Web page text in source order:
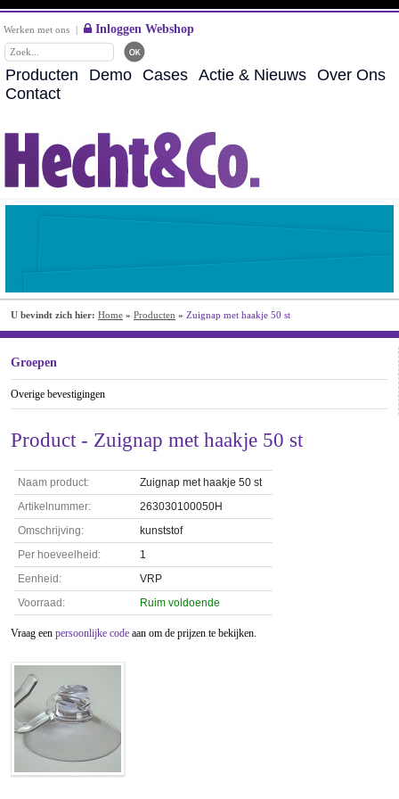
Werken met ons | Inloggen Webshop
Producten Demo Cases Actie & Nieuws Over Ons
Contact
U bevindt zich hier: Home » Producten » Zuignap met haakje 50 st
Groepen
Overige bevestigingen
Product - Zuignap met haakje 50 st
Naam product:
Zuignap met haakje 50 st
Artikelnummer:
263030100050H
Omschrijving:
kunststof
Per hoeveelheid:
1
Eenheid:
VRP
Voorraad:
Ruim voldoende
Vraag een persoonlijke code aan om de prijzen te bekijken.